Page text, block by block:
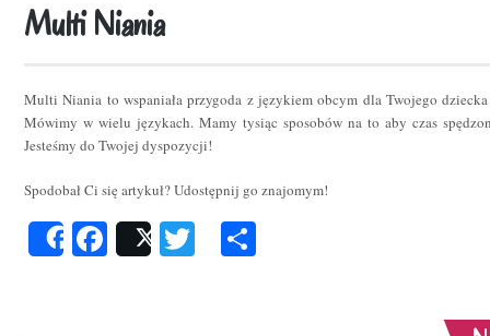
Multi Niania
Multi Niania to wspaniała przygoda z językiem obcym dla Twojego
Mówimy w wielu językach. Mamy tysiąc sposobów na to aby czas
Jesteśmy do Twojej dyspozycji!
Spodobał Ci się artykuł? Udostępnij go znajomym!
ShareFacebook
Post Twitter